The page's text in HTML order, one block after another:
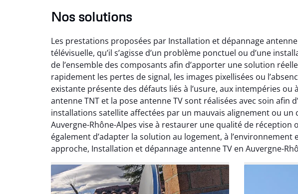
Nos solutions
Les prestations proposées par Installation et dépannage
télévisuelle, qu’il s’agisse d’un problème ponctuel ou d’une
de l’ensemble des composants afin d’apporter une solution
rapidement les pertes de signal, les images pixellisées ou
existante présente des défauts liés à l’usure, aux intempéries
antenne TNT et la pose antenne TV sont réalisées avec soin
installations satellite affectées par un mauvais alignement ou
Auvergne-Rhône-Alpes vise à restaurer une qualité de
également d’adapter la solution au logement, à
approche, Installation et dépannage antenne TV en Auvergne-